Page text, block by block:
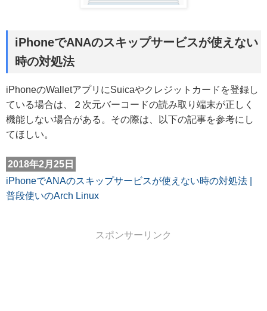
iPhoneでANAのスキップサービスが使えない
時の対処法
iPhoneのWalletアプリにSuicaやクレジットカードを登録し
ている場合は、２次元バーコードの読み取り端末が正しく
機能しない場合がある。その際は、以下の記事を参考にし
てほしい。
2018年2月25日
iPhoneでANAのスキップサービスが使えない時の対処法 |
普段使いのArch Linux
スポンサーリンク